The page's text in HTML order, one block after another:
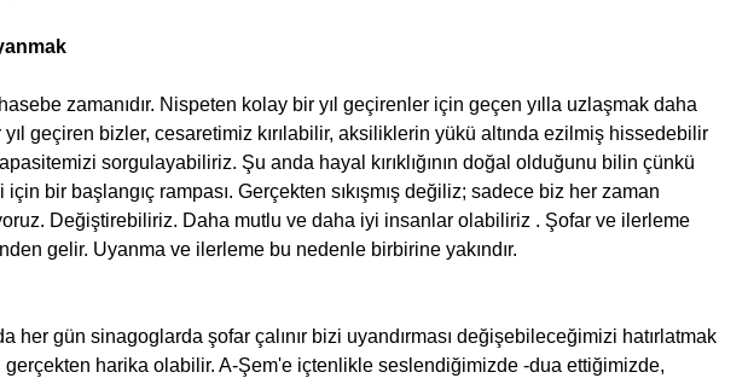
geçiren bizler, cesaretimiz kırılabilir, aksiliklerin yükü altında ezilmiş hissedebilir
sorgulayabiliriz. Şu anda hayal kırıklığının doğal olduğunu bilin çünkü
bir başlangıç ​​rampası. Gerçekten sıkışmış değiliz; sadece biz her zaman
Değiştirebiliriz. Daha mutlu ve daha iyi insanlar olabiliriz . Şofar ve ilerleme
gelir. Uyanma ve ilerleme bu nedenle birbirine yakındır.
gerçekten harika olabilir. A-Şem'e içtenlikle seslendiğimizde -dua ettiğimizde,